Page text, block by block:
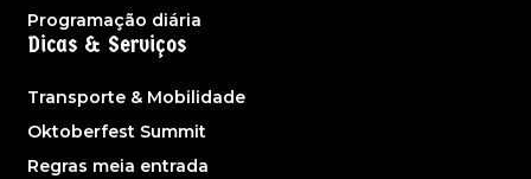
Programação diária
Dicas & Serviços
Transporte & Mobilidade
Oktoberfest Summit
Regras meia entrada